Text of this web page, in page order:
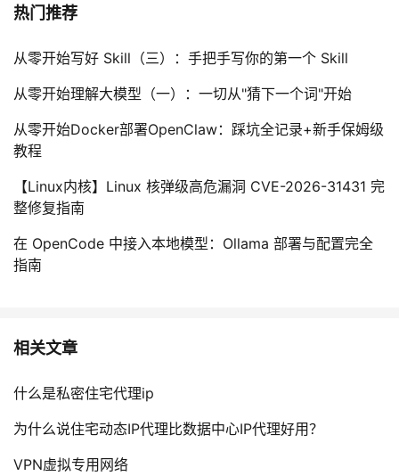
热门推荐
从零开始写好 Skill（三）：手把手写你的第一个 Skill
从零开始理解大模型（一）：一切从"猜下一个词"开始
从零开始Docker部署OpenClaw：踩坑全记录+新手保姆级
教程
【Linux内核】Linux 核弹级高危漏洞 CVE-2026-31431 完
整修复指南
在 OpenCode 中接入本地模型：Ollama 部署与配置完全
指南
相关文章
什么是私密住宅代理ip
为什么说住宅动态IP代理比数据中心IP代理好用？
VPN虚拟专用网络